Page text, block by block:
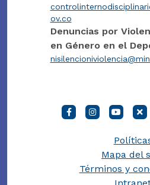
ov.co
Denuncias por
en Género en el
Mapa del
Términos y